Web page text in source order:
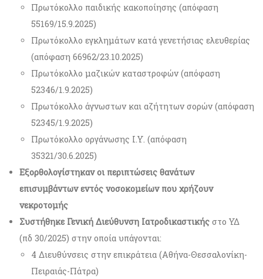
Πρωτόκολλο παιδικής κακοποίησης (απόφαση
55169/15.9.2025)
Πρωτόκολλο εγκλημάτων κατά γενετήσιας ελευθερίας
(απόφαση 66962/23.10.2025)
Πρωτόκολλο μαζικών καταστροφών (απόφαση
52346/1.9.2025)
Πρωτόκολλο άγνωστων και αζήτητων σορών (απόφαση
52345/1.9.2025)
Πρωτόκολλο οργάνωσης Ι.Υ. (απόφαση
35321/30.6.2025)
Εξορθολογίστηκαν οι περιπτώσεις θανάτων
επισυμβάντων εντός νοσοκομείων που χρήζουν
νεκροτομής
Συστήθηκε Γενική Διεύθυνση Ιατροδικαστικής στο ΥΔ
(πδ 30/2025) στην οποία υπάγονται:
4 Διευθύνσεις στην επικράτεια (Αθήνα-Θεσσαλονίκη-
Πειραιάς-Πάτρα)